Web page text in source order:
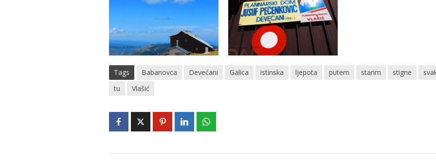
Tags Babanovca Devećani Galica istinska ljepota putem starim stigne
tu
Vlašić